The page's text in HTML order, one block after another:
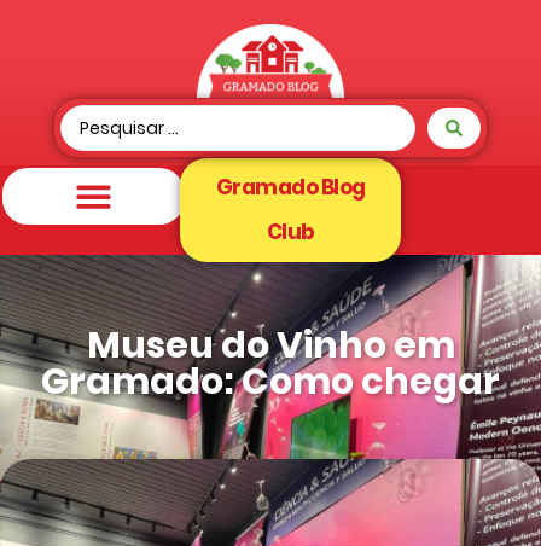
Gramado Blog
Club
Museu do Vinho em
Gramado: Como chegar